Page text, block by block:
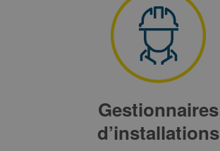
Gestionnaires
d’installations